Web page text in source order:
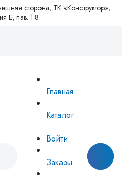
сторона, ТК «Конструктор»,
Е, пав. 1.8
линия
Главная
Каталог
Войти
Заказы